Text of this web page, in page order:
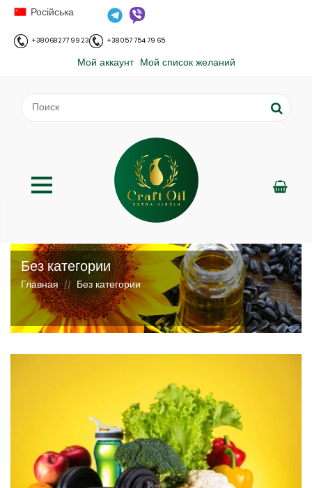
Російська
+38 068 277 99 23 +38 057 754 79 65
Мой аккаунт Мой список желаний
Без категории
Главная // Без категории